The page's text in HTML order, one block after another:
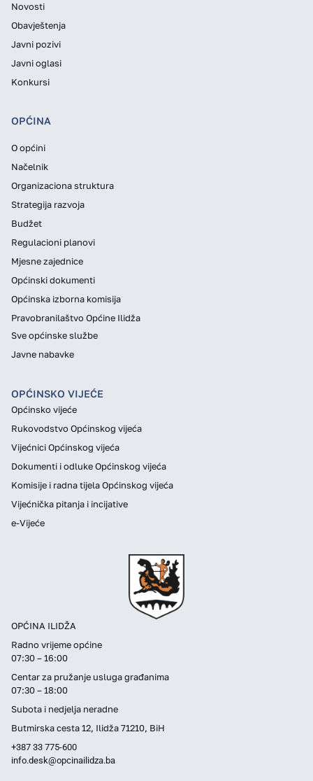
OPĆINA ILIDŽA
Radno vrijeme općine
07:30 – 16:00
Centar za pružanje usluga građanima
07:30 – 18:00
Subota i nedjelja neradne
Butmirska cesta 12, Ilidža 71210, BiH
+387 33 775-600
info.desk@opcinailidza.ba
Novosti
Obavještenja
Javni pozivi
Javni oglasi
Konkursi
OPĆINA
O općini
Načelnik
Organizaciona struktura
Strategija razvoja
Budžet
Regulacioni planovi
Mjesne zajednice
Općinski dokumenti
Općinska izborna komisija
Pravobranilaštvo Općine Ilidža
Sve općinske službe
Javne nabavke
OPĆINSKO VIJEĆE
Općinsko vijeće
Rukovodstvo Općinskog vijeća
Vijećnici Općinskog vijeća
Dokumenti i odluke Općinskog vijeća
Komisije i radna tijela Općinskog vijeća
Vijećnička pitanja i incijative
e-Vijeće